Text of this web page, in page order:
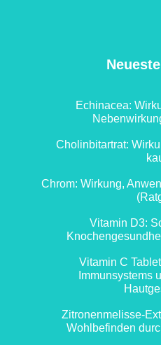
Echinacea:
Cholinbitartrat:
Chrom: Wirkung,
Vitamin D3:
Vitamin C
Immunsystems
Zitronenmelisse-
Wohlbefinden